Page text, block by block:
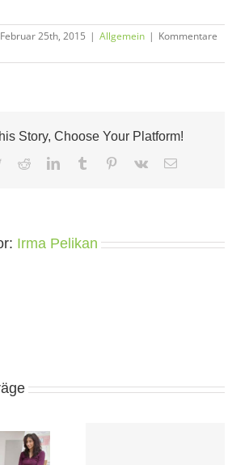
Februar 25th, 2015 | Allgemein | Kommentare
Story, Choose Your Platform!
TwitterRedditLinkedInTumblr Pinterest
Vk
E-
Irma Pelikan